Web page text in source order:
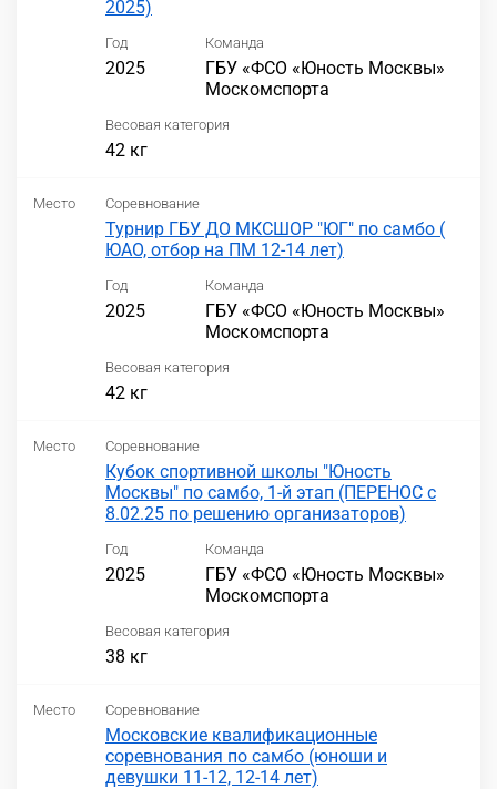
2025)
Год
2025
Команда
ГБУ «ФСО «Юность Москвы»
Москомспорта
Весовая категория
42 кг
Место Соревнование
Турнир ГБУ ДО МКСШОР "ЮГ" по самбо (
ЮАО, отбор на ПМ 12-14 лет)
Год
2025
Команда
ГБУ «ФСО «Юность Москвы»
Москомспорта
Весовая категория
42 кг
Место Соревнование
Кубок спортивной школы "Юность
Москвы" по самбо, 1-й этап (ПЕРЕНОС с
8.02.25 по решению организаторов)
Год
2025
Команда
ГБУ «ФСО «Юность Москвы»
Москомспорта
Весовая категория
38 кг
Место Соревнование
Московские квалификационные
соревнования по самбо (юноши и
девушки 11-12, 12-14 лет)